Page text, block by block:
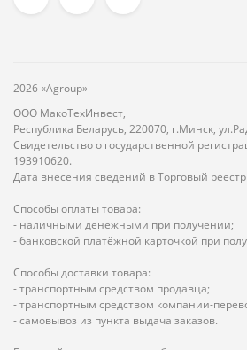
2026 «Agroup»
ООО МакоТехИнвест,
Республика Беларусь, 220070, г.Минск,
Свидетельство о государственной
193910620.
Дата внесения сведений в Торговый
Способы оплаты товара:
- наличными денежными при получении;
- банковской платёжной карточкой при
Способы доставки товара:
- транспортным средством продавца;
- транспортным средством компании-
- самовывоз из пункта выдача заказов.